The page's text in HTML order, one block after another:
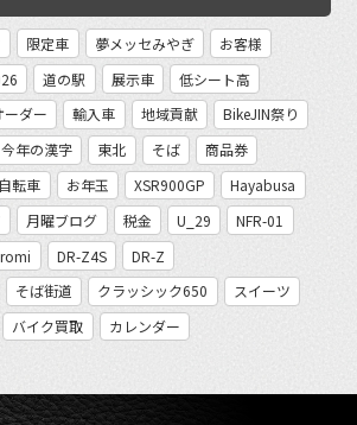
限定車 夢メッセみやぎ
お客様
道の駅 展示車
低シート高
ーダー 輸入車 地域貢献
BikeJIN祭り
今年の漢字 東北 そば
商品券
自転車 お年玉 XSR900GP
Hayabusa
月曜ブログ 税金 U_29
NFR-01
DR-Z4S
DR-Z
そば街道 クラッシック650
スイーツ
バイク買取 カレンダー